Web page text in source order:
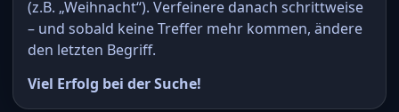
(z.B. „Weihnacht“). Verfeinere danach schrittweise
– und sobald keine Treffer mehr kommen, ändere
den letzten Begriff.
Viel Erfolg bei der Suche!